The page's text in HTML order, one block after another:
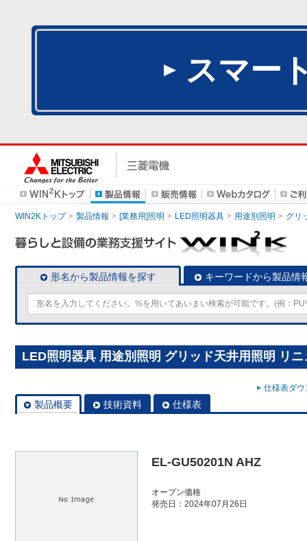
スマー
WIN2Kトップ 製品情報 [業務用]照明 LED照明器具 用途別照明 グリ
形名から製品情報を探す キーワードから製品情
LED照明器具 用途別照明 グリッド天井用照明 リ
仕様表ダ
製品概要 技術資料 仕様表
EL-GU50201N AHZ
オープン価格
発売日：2024年07月26日